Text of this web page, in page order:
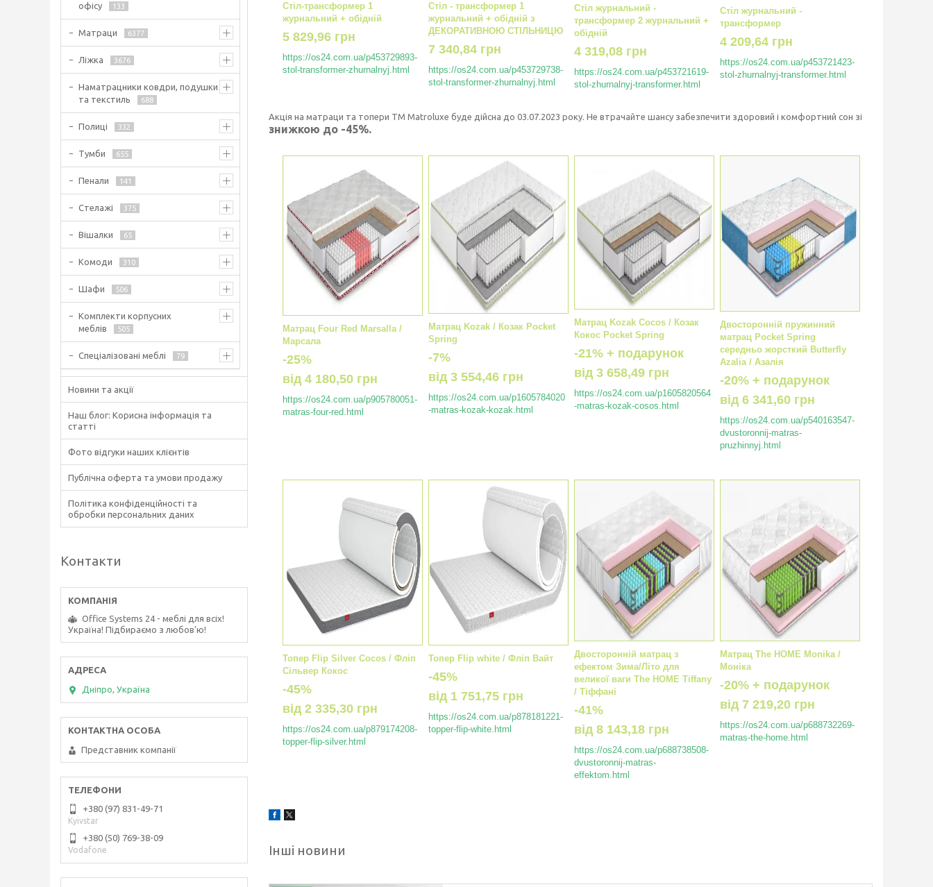
Стіл-трансформер 1
журнальний + обідній
5 829,96 грн
https://os24.com.ua/p453729893-
stol-transformer-zhurnalnyj.html
Стіл - трансформер 1
журнальний + обідній з
ДЕКОРАТИВНОЮ СТІЛЬНИЦЮ
7 340,84 грн
https://os24.com.ua/p453729738-
stol-transformer-zhurnalnyj. html
Стіл журнальний -
трансформер 2 журнальний +
обідній
4 319,08 грн
https://os24.com.ua/p453721619-
stol-zhurnalnyj-transformer.html
Стіл журнальний -
трансформер
4 209,64 грн
https://os24.com.ua/p453721423-
stol-zhurnalnyj-transformer.html
Акція на матраци та топери ТМ Matroluxe буде дійсна до 03.07.2023 року. Не втрачайте шансу забезпечити здоровий і комфортний сон зі
знижкою до -45%.
Матрац Four Red Marsalla /
Марсала
-25%
від 4 180,50 грн
https://os24.com.ua/p905780051-
matras-four-red.html
Матрац Kozak / Козак Pocket
Spring
-7%
від 3 554,46 грн
https://os24.com.ua/p1605784020
-matras-kozak-kozak.html
Матрац Kozak Coсos / Козак
Кокос Pocket Spring
-21% + подарунок
від 3 658,49 грн
https://os24.com.ua/p1605820564
-matras-kozak-cosos.html
Двосторонній пружинний
матрац Pocket Spring
середньо жорсткий Butterfly
Azalia / Азалія
-20% + подарунок
від 6 341,60 грн
https://os24.com.ua/p540163547-
dvustoronnij-matras-
pruzhinnyj.html
Топер Flip Silver Cocos / Фліп
Сільвер Кокос
-45%
від 2 335,30 грн
https://os24.com.ua/p879174208-
topper-flip-silver.html
Топер Flip white / Фліп Вайт
-45%
від 1 751,75 грн
https://os24.com.ua/p878181221-
topper-flip-white.html
Двосторонній матрац з
ефектом Зима/Літо для
великої ваги The HOME Tiffany
/ Тіффані
-41%
від 8 143,18 грн
https://os24.com.ua/p688738508-
dvustoronnij-matras-
effektom.html
Матрац The HOME Monika /
Моніка
-20% + подарунок
від 7 219,20 грн
https://os24.com.ua/p688732269-
matras-the-home.html
Інші новини
офісу
133
Матраци 6377
Ліжка 3676
Наматрацники ковдри, подушки
та текстиль
688
Полиці 332
Тумби 655
Пенали 141
Стелажі 375
Вішалки 65
Комоди 310
Шафи 506
Комплекти корпусних
меблів
505
Спеціалізовані меблі 79
Новини та акції
Наш блог: Корисна інформація та
статті
Фото відгуки наших клієнтів
Публічна оферта та умови продажу
Політика конфіденційності та
обробки персональних даних
Контакти
Office Systems 24 - меблі для всіх!
Україна! Підбираємо з любов'ю!
Дніпро, Україна
Представник компанії
+380 (97) 831-49-71
Kyivstar
+380 (50) 769-38-09
Vodafone